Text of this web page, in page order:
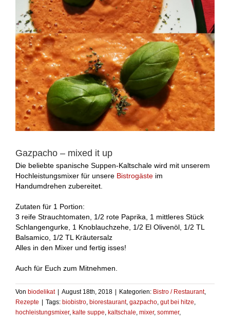
Gazpacho – mixed it up
Die beliebte spanische Suppen-Kaltschale wird mit unserem
Hochleistungsmixer für unsere Bistrogäste im
Handumdrehen zubereitet.
Zutaten für 1 Portion:
3 reife Strauchtomaten, 1/2 rote Paprika, 1 mittleres Stück
Schlangengurke, 1 Knoblauchzehe, 1/2 El Olivenöl, 1/2 TL
Balsamico, 1/2 TL Kräutersalz
Alles in den Mixer und fertig isses!
Auch für Euch zum Mitnehmen.
Von biodelikat August 18th, 2018 Kategorien: Bistro / Restaurant,
Rezepte
Tags: biobistro, biorestaurant, gazpacho, gut bei hitze,
hochleistungsmixer, kalte suppe, kaltschale, mixer, sommer,